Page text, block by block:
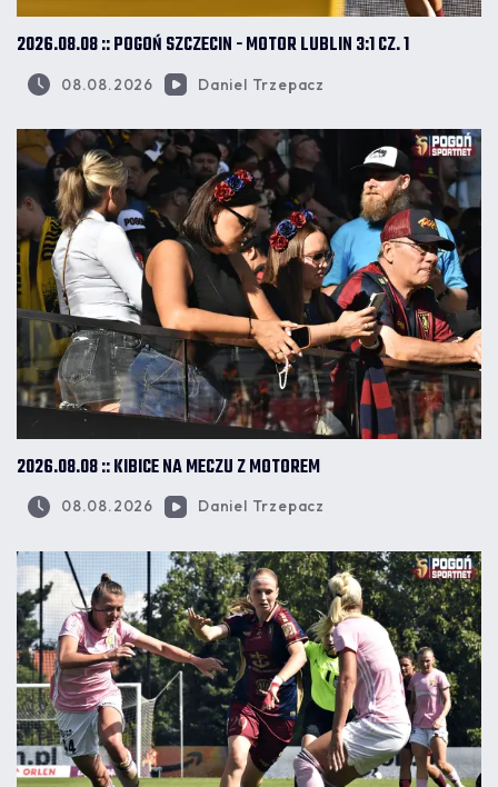
2026.08.08 :: POGOŃ SZCZECIN - MOTOR LUBLIN 3:1 CZ. 1
08.08.2026 Daniel Trzepacz
2026.08.08 :: KIBICE NA MECZU Z MOTOREM
08.08.2026 Daniel Trzepacz